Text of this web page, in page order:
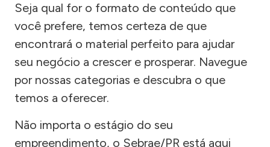
Seja qual for o formato de conteúdo que
você prefere, temos certeza de que
encontrará o material perfeito para ajudar
seu negócio a crescer e prosperar. Navegue
por nossas categorias e descubra o que
temos a oferecer.
Não importa o estágio do seu
empreendimento, o Sebrae/PR está aqui